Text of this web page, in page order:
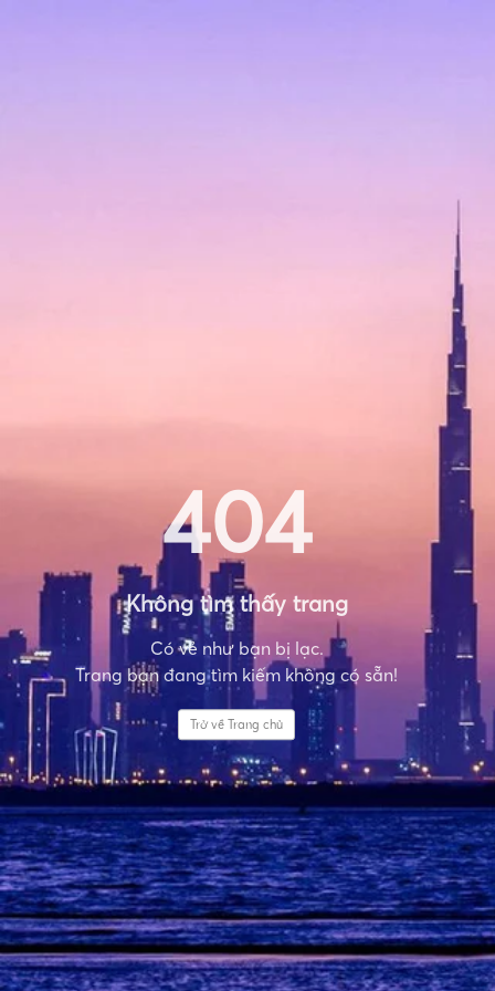
404
Không tìm thấy trang
Có vẻ như bạn bị lạc.
Trang bạn đang tìm kiếm không có sẵn!
Trở về Trang chủ